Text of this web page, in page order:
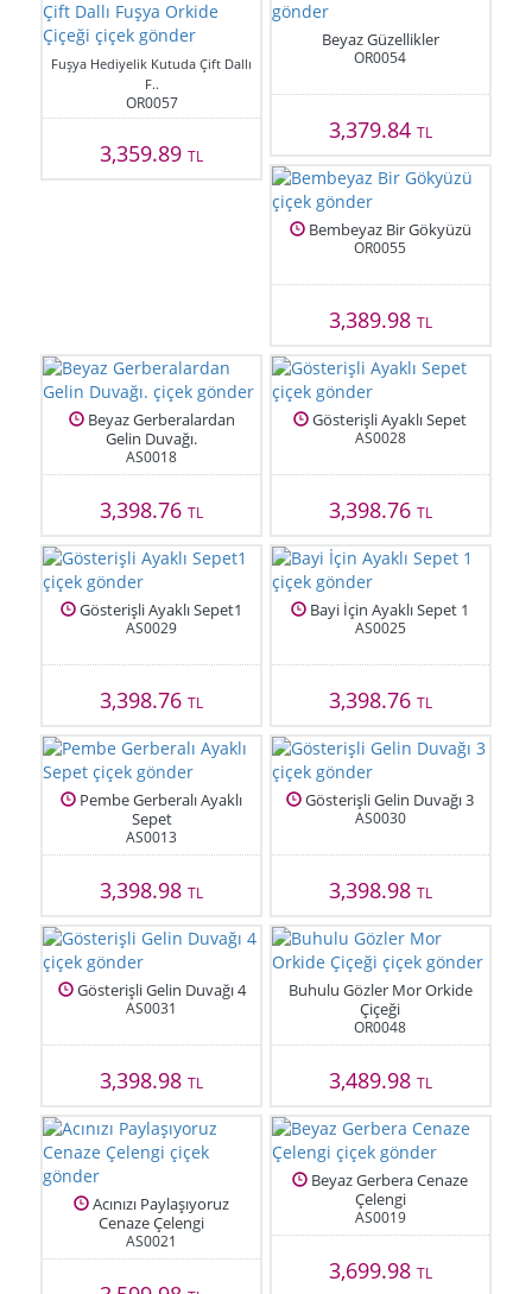
Fuşya Hediyelik Kutuda Çift Dallı
F..
OR0057
3,359.89TL
Beyaz Güzellikler
OR0054
3,379.84 TL
Bembeyaz Bir Gökyüzü
OR0055
3,389.98 TL
Beyaz Gerberalardan
Gelin Duvağı.
AS0018
3,398.76TL
Gösterişli Ayaklı Sepet
AS0028
3,398.76 TL
Gösterişli Ayaklı Sepet1
AS0029
3,398.76TL
Bayi İçin Ayaklı Sepet 1
AS0025
3,398.76 TL
Pembe Gerberalı Ayaklı
Sepet
AS0013
3,398.98TL
Gösterişli Gelin Duvağı 3
AS0030
3,398.98 TL
Gösterişli Gelin Duvağı 4
AS0031
3,398.98TL
Buhulu Gözler Mor Orkide
Çiçeği
OR0048
3,489.98 TL
Acınızı Paylaşıyoruz
Cenaze Çelengi
AS0021
Beyaz Gerbera Cenaze
Çelengi
AS0019
3,699.98 TL